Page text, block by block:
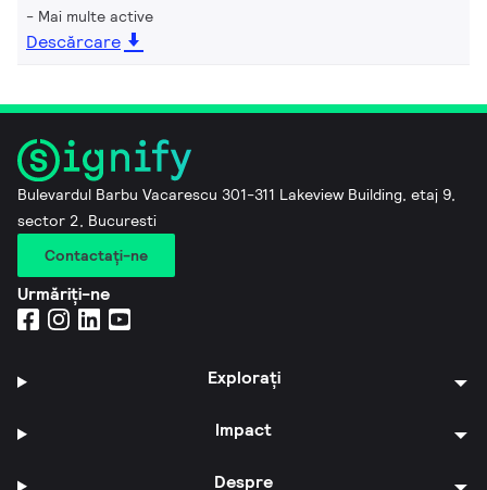
Mai multe active
Descărcare
Bulevardul Barbu Vacarescu 301-311 Lakeview Building, etaj 9,
sector 2, Bucuresti
Contactaţi-ne
Urmăriți-ne
Explorați
Impact
Despre